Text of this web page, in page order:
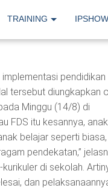
TRAINING IPSHOW
pendidikan
tersebut diungkapkan
Minggu (14/8) di
FDS itu kesannya,
belajar seperti biasa,
pendekatan,”
di sekolah.
dan